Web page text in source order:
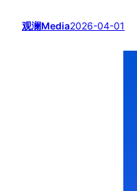
观澜Media2026-04-01